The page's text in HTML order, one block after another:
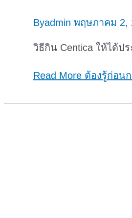
Byadmin พฤษภาคม 2,
วิธีกิน Centica ให้ได้
Read More ต้องรู้ก่อน